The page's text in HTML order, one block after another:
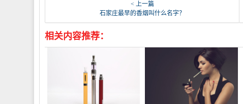
< 上一篇
石家庄最早的香烟叫什么名字？
相关内容推荐：